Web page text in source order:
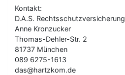
Kontakt:
D.A.S. Rechtsschutzversicherung
Anne Kronzucker
Thomas-Dehler-Str. 2
81737 München
089 6275-1613
das@hartzkom.de